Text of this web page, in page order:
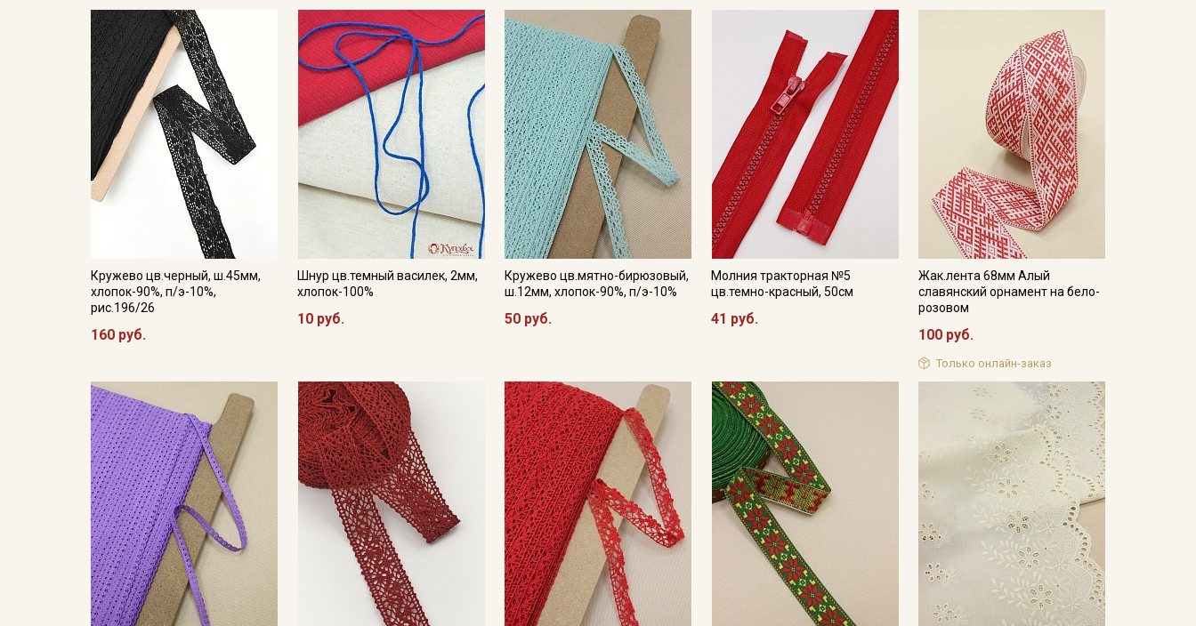
Кружево цв.черный, ш.45мм,
хлопок-90%, п/э-10%,
рис.196/26
160 руб.
Шнур цв.темный василек, 2мм,
хлопок-100%
10 руб.
Кружево цв.мятно-бирюзовый,
ш.12мм, хлопок-90%, п/э-10%
50 руб.
Молния тракторная №5
цв.темно-красный, 50см
41 руб.
Жак.лента 68мм Алый
славянский орнамент на бело-
розовом
100 руб.
Только онлайн-заказ
Электронная почта
Подписаться
Ознакомлен(а) сПолитикой обработки персональных
данных
и даюСогласие на обработку персональных
данных
Даю
Согласие на получение рекламных и
информационных рассылок